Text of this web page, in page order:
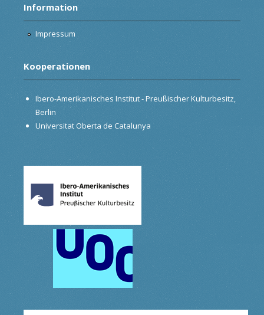
Information
Impressum
Kooperationen
Ibero-Amerikanisches Institut - Preußischer Kulturbesitz,
Berlin
Universitat Oberta de Catalunya